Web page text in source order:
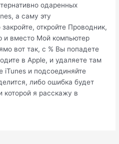
одаренных
а саму эту
откройте Проводник,
и вместо Мой компьютер
вот так, с % Вы попадете
в Apple, и удаляете там
iTunes и подсоединяйте
либо ошибка будет
которой я расскажу в